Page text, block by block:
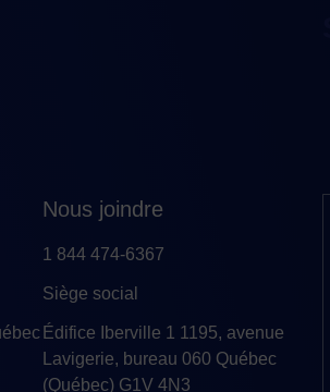
Nous joindre
1 844 474-6367
Siège social
Édifice Iberville 1 1195, avenue
Lavigerie, bureau 060 Québec
(Québec) G1V 4N3